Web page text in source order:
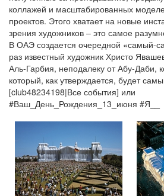
коллажей и масштабированных
проектов. Этого хватает на новые
зрения художников – это самое
В ОАЭ создается очередной «самый-
раз известный художник Христо
Аль-Гарбия, неподалеку от Абу-Даби,
который, как утверждается, будет
[club48234198|Все события] или
#Ваш_День_Рождения_13_июня #Я__